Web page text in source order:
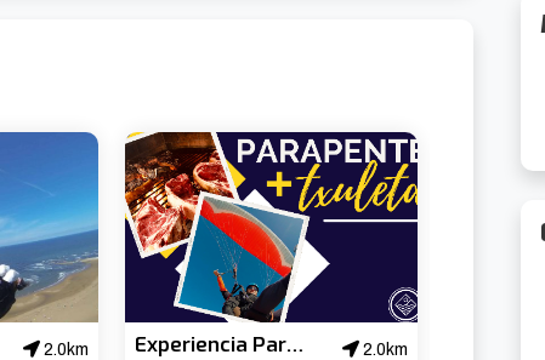
2.0km
Experiencia Parapente + menú Txuleton
2.0km